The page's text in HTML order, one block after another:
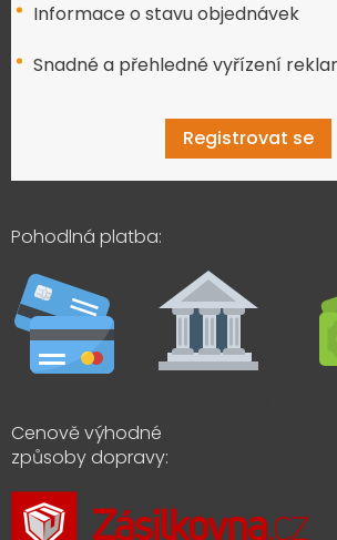
Informace o stavu objednávek
Snadné a přehledné vyřízení
Registrovat se
Pohodlná platba:
Cenově výhodné
způsoby dopravy: